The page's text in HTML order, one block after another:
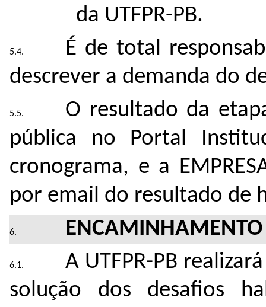
da UTFPR-PB.
É de total
descrever a demanda do
O resultado da
pública no Portal
cronograma, e a
por email do resultado de
ENCAMINHAMENTO
A UTFPR-PB
solução dos desafios